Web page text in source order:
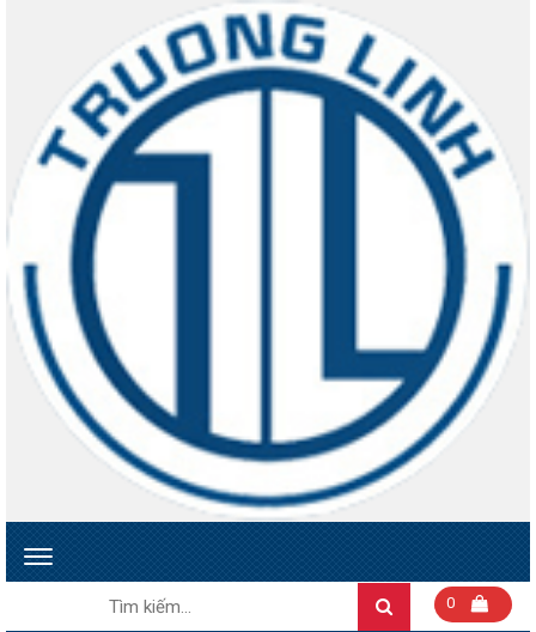
Toggle
Tìm
Search0